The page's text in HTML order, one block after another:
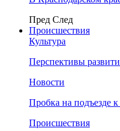
Пред След
Происшествия
Культура
Перспективы
Новости
Пробка на подъезде
Происшествия